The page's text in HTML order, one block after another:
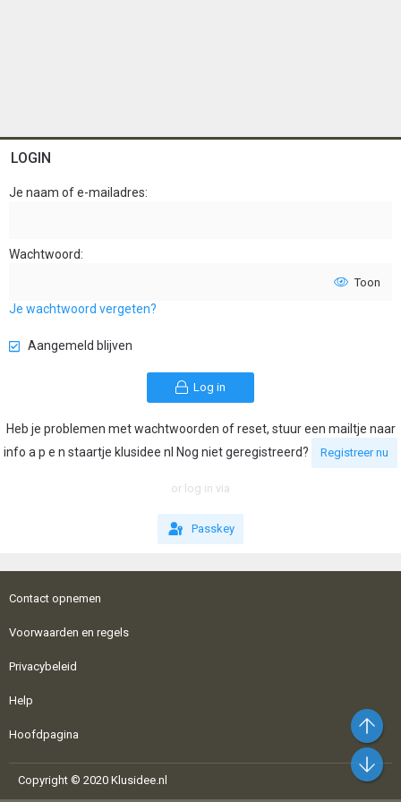
LOGIN
Je naam of e-mailadres
Wachtwoord
Toon
Je wachtwoord vergeten?
Aangemeld blijven
Log in
Heb je problemen met wachtwoorden of reset, stuur een mailtje naar
info a p e n staartje klusidee nl Nog niet geregistreerd?
Registreer nu
or log in via
Passkey
Contact opnemen
Voorwaarden en regels
Privacybeleid
Help
Hoofdpagina
Copyright © 2020 Klusidee.nl